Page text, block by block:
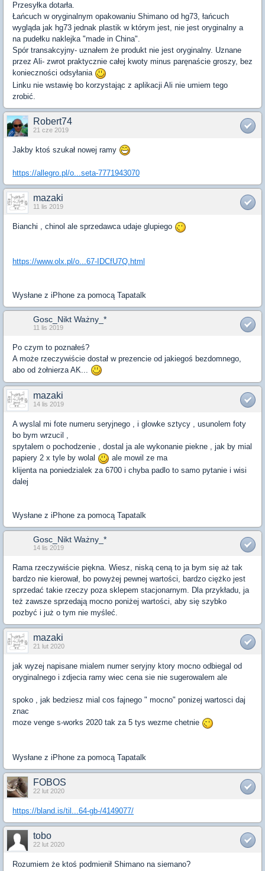
Przesyłka dotarła.
Łańcuch w oryginalnym opakowaniu Shimano od hg73, łańcuch
wygląda jak hg73 jednak plastik w którym jest, nie jest oryginalny a
na pudełku naklejka "made in China".
Spór transakcyjny- uznałem że produkt nie jest oryginalny. Uznane
przez Ali- zwrot praktycznie całej kwoty minus paręnaście groszy, bez
konieczności odsyłania
Linku nie wstawię bo korzystając z aplikacji Ali nie umiem tego
zrobić.
Robert74
21 cze 2019
Jakby ktoś szukał nowej ramy
https://allegro.pl/o...seta-7771943070
mazaki
11 lis 2019
Bianchi , chinol ale sprzedawca udaje glupiego
https://www.olx.pl/o...67-IDCfU7Q.html
Wysłane z iPhone za pomocą Tapatalk
Gosc_Nikt Ważny_*
11 lis 2019
Po czym to poznałeś?
A może rzeczywiście dostał w prezencie od jakiegoś bezdomnego,
abo od żołnierza AK...
mazaki
14 lis 2019
A wyslal mi fote numeru seryjnego , i glowke sztycy , usunolem foty
bo bym wrzucil ,
spytalem o pochodzenie , dostal ja ale wykonanie piekne , jak by mial
papiery 2 x tyle by wolal
ale mowil ze ma
klijenta na poniedzialek za 6700 i chyba padlo to samo pytanie i wisi
dalej
Wysłane z iPhone za pomocą Tapatalk
Gosc_Nikt Ważny_*
14 lis 2019
Rama rzeczywiście piękna. Wiesz, niską ceną to ja bym się aż tak
bardzo nie kierował, bo powyżej pewnej wartości, bardzo ciężko jest
sprzedać takie rzeczy poza sklepem stacjonarnym. Dla przykładu, ja
też zawsze sprzedają mocno poniżej wartości, aby się szybko
pozbyć i już o tym nie myśleć.
mazaki
21 lut 2020
jak wyzej napisane mialem numer seryjny ktory mocno odbiegal od
oryginalnego i zdjecia ramy wiec cena sie nie sugerowalem ale
spoko , jak bedziesz mial cos fajnego " mocno" ponizej wartosci daj
znac
moze venge s-works 2020 tak za 5 tys wezme chetnie
Wysłane z iPhone za pomocą Tapatalk
FOBOS
22 lut 2020
https://bland.is/til...64-gb-/4149077/
tobo
22 lut 2020
Rozumiem że ktoś podmienił Shimano na siemano?